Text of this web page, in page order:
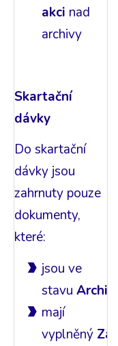
akci nad
archivy
Skartační
dávky
Do skartační
dávky jsou
zahrnuty pouze
dokumenty,
které:
jsou ve
stavu
mají
vyplněný